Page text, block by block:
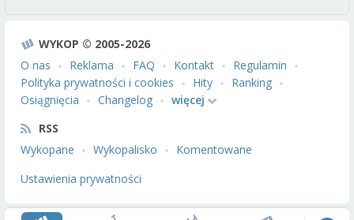
WYKOP © 2005-2026
O nas
Reklama FAQ Kontakt
Regulamin
Polityka prywatności i cookies
Hity
Ranking
Osiągnięcia
Changelog
więcej
RSS
Wykopane
Wykopalisko
Komentowane
Ustawienia prywatności